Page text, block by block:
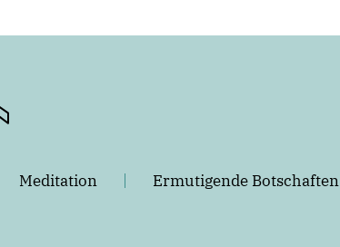
Meditation Ermutigende Botschaften